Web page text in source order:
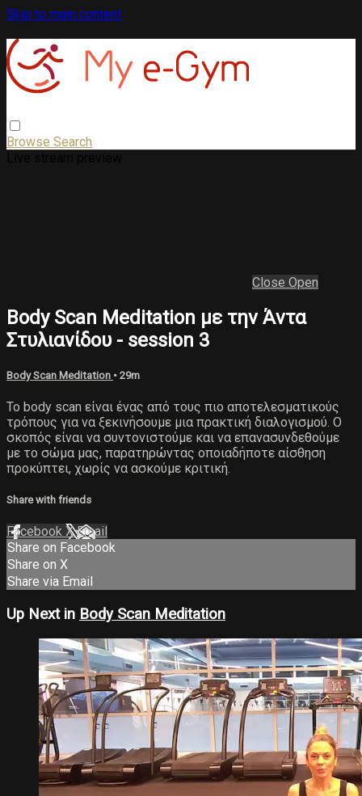
Skip to main content
Browse Search
Close Open
Body Scan Meditation με την Άντα
Στυλιανίδου - session 3
Body Scan Meditation • 29m
Το body scan είναι ένας από τους πιο αποτελεσματικούς
τρόπους για να ξεκινήσουμε μια πρακτική διαλογισμού. Ο
σκοπός είναι να συντονιστούμε και να επανασυνδεθούμε
με το σώμα μας, παρατηρώντας οποιαδήποτε αίσθηση
προκύπτει, χωρίς να ασκούμε κριτική.
Share with friends
Facebook XEmail
Share on Facebook
Share on X
Share via Email
Up Next in Body Scan Meditation